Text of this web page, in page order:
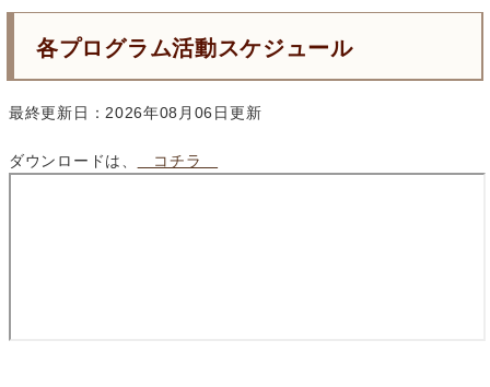
各プログラム活動スケジュール
最終更新日：2026年08月06日更新
ダウンロードは、 コチラ